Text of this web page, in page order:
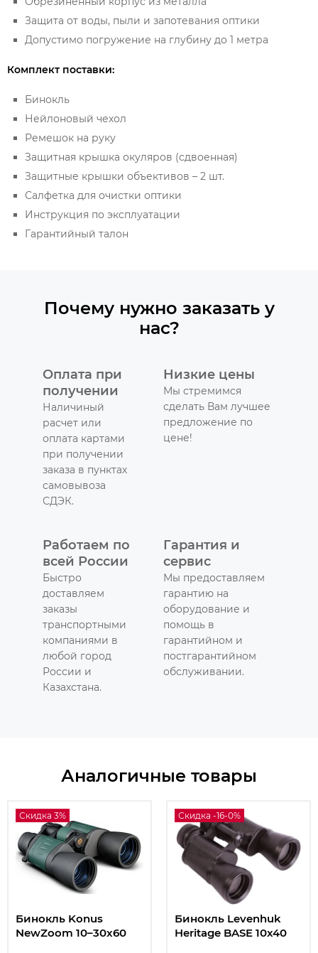
Защита от воды, пыли и запотевания оптики
Допустимо погружение на глубину до 1 метра
Комплект поставки:
Бинокль
Нейлоновый чехол
Ремешок на руку
Защитная крышка окуляров (сдвоенная)
Защитные крышки объективов – 2 шт.
Салфетка для очистки оптики
Инструкция по эксплуатации
Гарантийный талон
Почему нужно заказать у
нас?
Оплата при
получении
Наличиный
расчет или
оплата картами
при получении
заказа в пунктах
самовывоза
СДЭК.
Низкие цены
Мы стремимся
сделать Вам лучшее
предложение по
цене!
Работаем по
всей России
Быстро
доставляем
заказы
транспортными
компаниями в
любой город
России и
Казахстана.
Гарантия и
сервис
Мы предоставляем
гарантию на
оборудование и
помощь в
гарантийном и
постгарантийном
обслуживании.
Аналогичные товары
Скидка 3%
Бинокль Konus
NewZoom 10–30x60
Скидка -16-0%
Бинокль Levenhuk
Heritage BASE 10x40